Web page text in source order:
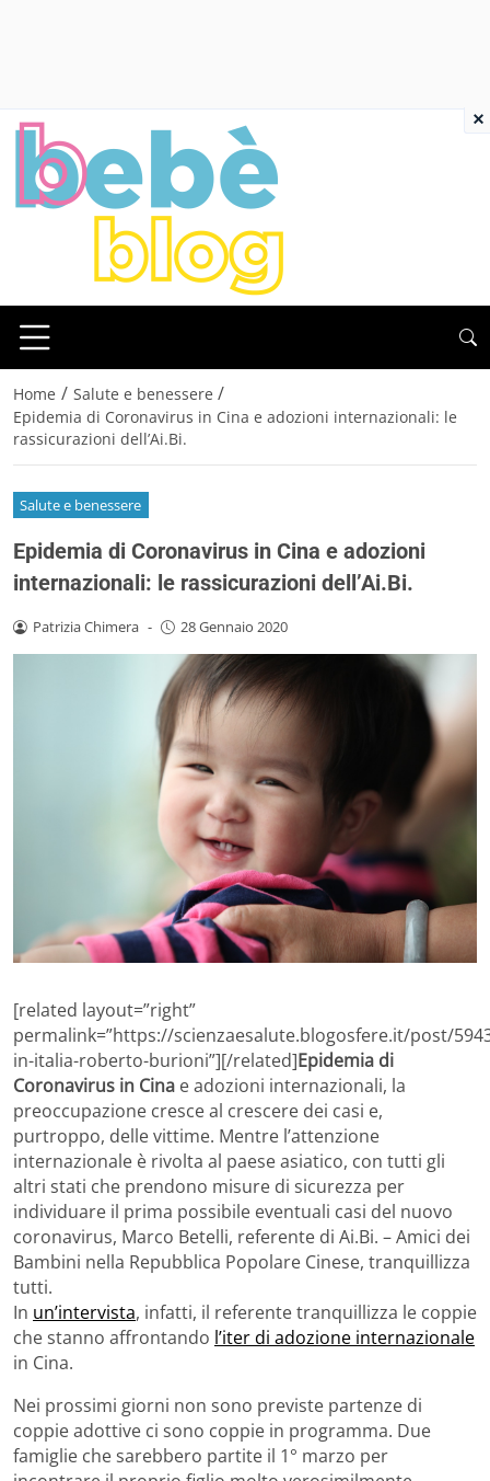
Home / Salute e benessere /
Epidemia di Coronavirus in Cina e adozioni internazionali: le
rassicurazioni dell’Ai.Bi.
Salute e benessere
Epidemia di Coronavirus in Cina e adozioni
internazionali: le rassicurazioni dell’Ai.Bi.
Patrizia Chimera - 28 Gennaio 2020
[related layout=”right”
permalink=”https://scienzaesalute.blogosfere.it/post/
in-italia-roberto-burioni”][/related]Epidemia di
Coronavirus in Cina e adozioni internazionali, la
preoccupazione cresce al crescere dei casi e,
purtroppo, delle vittime. Mentre l’attenzione
internazionale è rivolta al paese asiatico, con tutti gli
altri stati che prendono misure di sicurezza per
individuare il prima possibile eventuali casi del nuovo
coronavirus, Marco Betelli, referente di Ai.Bi. – Amici dei
Bambini nella Repubblica Popolare Cinese, tranquillizza
tutti.
In un’intervista, infatti, il referente tranquillizza le coppie
che stanno affrontando l’iter di adozione internazionale
in Cina.
Nei prossimi giorni non sono previste partenze di
coppie adottive ci sono coppie in programma. Due
famiglie che sarebbero partite il 1° marzo per
×